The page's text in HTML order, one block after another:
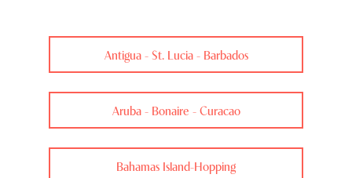
Antigua - St. Lucia - Barbados
Aruba - Bonaire - Curacao
Bahamas Island-Hopping